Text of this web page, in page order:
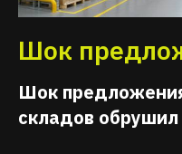
Шок
Шок
складов